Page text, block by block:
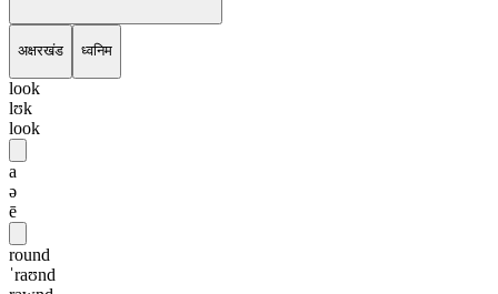
अक्षरखंड ध्वनिम
look
lʊk
look
a
ə
ē
round
ˈraʊnd